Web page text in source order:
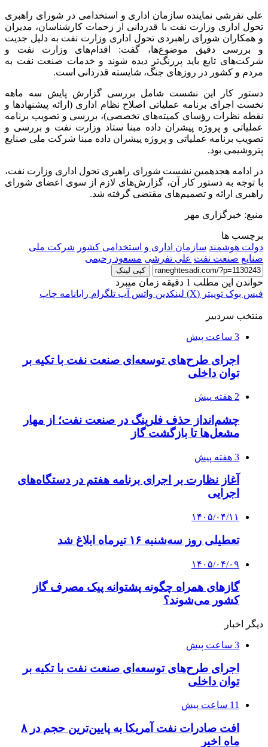
علی تفرشی نماینده سازمان اداری و استخدامی در شورای راهبری
تحول اداری وزارت نفت با قدردانی از زحمات کارشناسان، مدیران
و همکاران شورای راهبردی تحول اداری وزارت نفت به دلیل جدیت
و بررسی دقیق موضوع‌ها، گفت: اقدام‌های وزارت نفت و
شرکت‌های تابع باید پررنگ‌تر دیده شوند و خدمات صنعت نفت به
مردم و کشور در روزهای جنگ، شایسته قدردانی است.
دستور کار این نشست شامل بررسی گزارش پایش سه ماهه
نخست اجرای برنامه عملیاتی اصلاح نظام اداری (ارائه پیشنهادها و
نقطه نظرات رؤسای کمیته‌های تخصصی)، بررسی و تصویب برنامه
عملیاتی و پروژه پیشران داده مبنا ستاد وزارت نفت و بررسی و
تصویب برنامه عملیاتی و پروژه پیشران داده مبنا شرکت ملی صنایع
پتروشیمی بود.
در ادامه هجدهمین نشست شورای راهبری تحول اداری وزارت نفت،
با توجه به دستور کار آن، گزارش‌های لازم از سوی اعضای شورای
راهبری ارائه و تصمیم‌های مقتضی گرفته شد.
منبع: خبرگزاری مهر
برچسب ها
دولت هوشمند سازمان اداری و استخدامی کشور شرکت ملی
صنایع صنعت نفت علی تفرشی مسعود رحیمی
کپی لینک
خواندن این مطلب 1 دقیقه زمان میبرد
فیس بوک توییتر (X) لینکدین واتس آپ تلگرام رایانامه چاپ
منتخب سردبیر
3 ساعت پیش
اجرای طرح‌های توسعه‌ای صنعت نفت با تکیه بر
توان داخلی
2 هفته پیش
چشم‌انداز حذف فلرینگ در صنعت نفت؛ از مهار
مشعل‌ها تا بازگشت گاز
3 هفته پیش
آغاز نظارت بر اجرای برنامه هفتم در دستگاه‌های
اجرایی
۱۴۰۵/۰۴/۱۱
تعطیلی روز سه‌شنبه ۱۶ تیرماه ابلاغ شد
۱۴۰۵/۰۴/۰۹
گازهای همراه چگونه پشتوانه پیک مصرف گاز
کشور می‌شوند؟
دیگر اخبار
3 ساعت پیش
اجرای طرح‌های توسعه‌ای صنعت نفت با تکیه بر
توان داخلی
11 ساعت پیش
افت صادرات نفت آمریکا به پایین‌ترین حجم در ۸
ماه اخیر